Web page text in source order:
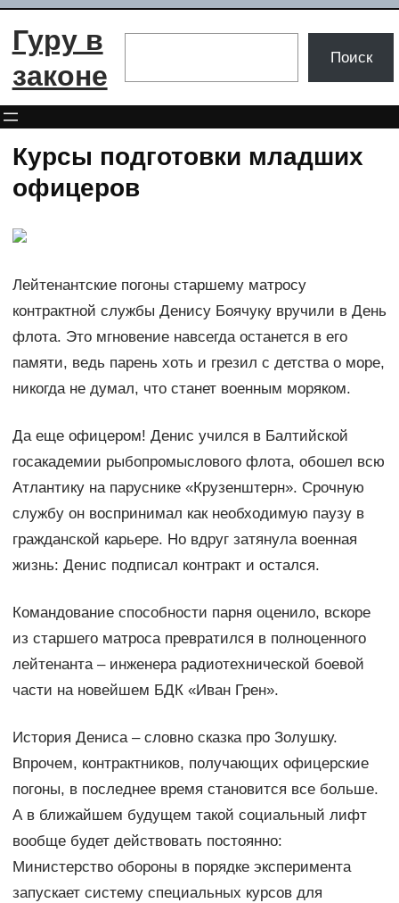
Перейти
Гуру в
законе
Поиск
Курсы подготовки младших
офицеров
Лейтенантские погоны старшему матросу
контрактной службы Денису Боячуку вручили в День
флота. Это мгновение навсегда останется в его
памяти, ведь парень хоть и грезил с детства о море,
никогда не думал, что станет военным моряком.
Да еще офицером! Денис учился в Балтийской
госакадемии рыбопромыслового флота, обошел всю
Атлантику на паруснике «Крузенштерн». Срочную
службу он воспринимал как необходимую паузу в
гражданской карьере. Но вдруг затянула военная
жизнь: Денис подписал контракт и остался.
Командование способности парня оценило, вскоре
из старшего матроса превратился в полноценного
лейтенанта – инженера радиотехнической боевой
части на новейшем БДК «Иван Грен».
История Дениса – словно сказка про Золушку.
Впрочем, контрактников, получающих офицерские
погоны, в последнее время становится все больше.
А в ближайшем будущем такой социальный лифт
вообще будет действовать постоянно:
Министерство обороны в порядке эксперимента
запускает систему специальных курсов для